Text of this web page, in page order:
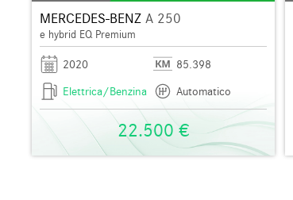
MERCEDES-BENZA 250
e hybrid EQ Premium
2020
85.398
Elettrica/Benzina
Automatico
22.500 €